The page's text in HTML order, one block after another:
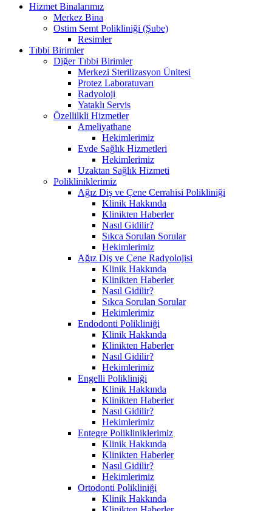
Hizmet Binalarımız
Merkez Bina
Ostim Semt Polikliniği (Şube)
Resimler
Tıbbi Birimler
Diğer Tıbbi Birimler
Merkezi Sterilizasyon Ünitesi
Protez Laboratuvarı
Radyoloji
Yataklı Servis
Özellilkli Hizmetler
Ameliyathane
Hekimlerimiz
Evde Sağlık Hizmetleri
Hekimlerimiz
Uzaktan Sağlık Hizmeti
Polikliniklerimiz
Ağız Diş ve Çene Cerrahisi Polikliniği
Klinik Hakkında
Klinikten Haberler
Nasıl Gidilir?
Sıkca Sorulan Sorular
Hekimlerimiz
Ağız Diş ve Çene Radyolojisi
Klinik Hakkında
Klinikten Haberler
Nasıl Gidilir?
Sıkca Sorulan Sorular
Hekimlerimiz
Endodonti Polikliniği
Klinik Hakkında
Klinikten Haberler
Nasıl Gidilir?
Hekimlerimiz
Engelli Polikliniği
Klinik Hakkında
Klinikten Haberler
Nasıl Gidilir?
Hekimlerimiz
Entegre Polikliniklerimiz
Klinik Hakkında
Klinikten Haberler
Nasıl Gidilir?
Hekimlerimiz
Ortodonti Polikliniği
Klinik Hakkında